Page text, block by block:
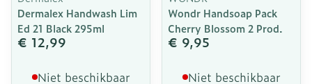
Dermalex Handwash Lim
Ed 21 Black 295ml
€ 12,99
Niet beschikbaar
Wondr Handsoap Pack
Cherry Blossom 2 Prod.
€ 9,95
Niet beschikbaar